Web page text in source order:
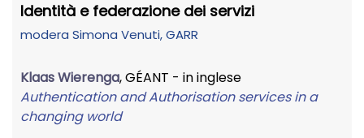
Identità e federazione dei servizi
modera Simona Venuti, GARR
Klaas Wierenga, GÉANT - in inglese
Authentication and Authorisation services in a
changing world